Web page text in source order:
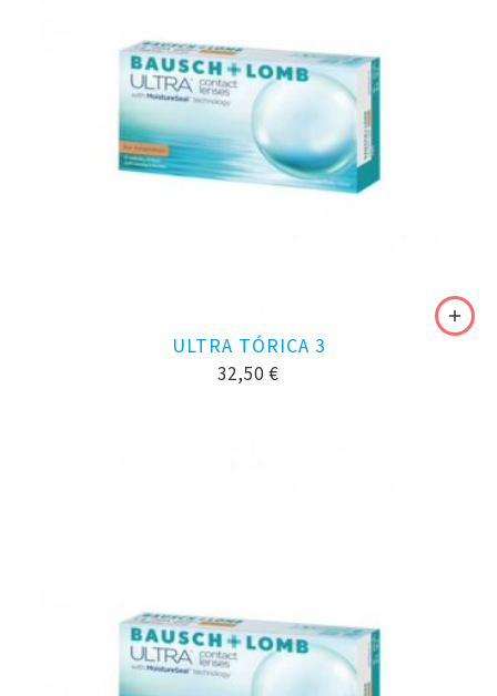
ULTRA TÓRICA 3
32,50 €